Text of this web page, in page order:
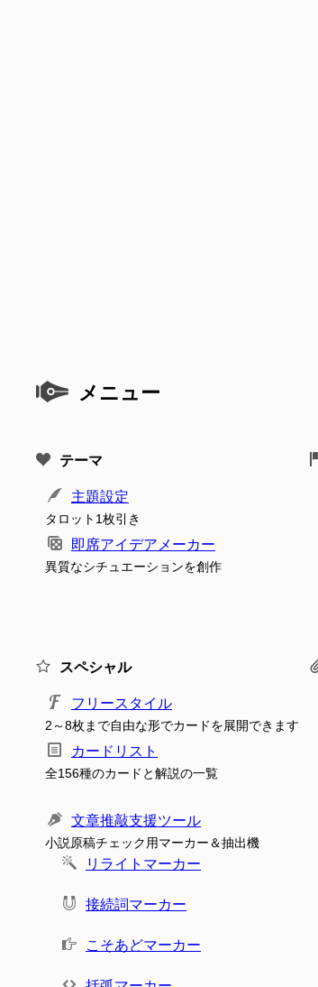
メニュー
テーマ
主題設定
タロット1枚引き
即席アイデアメーカー
異質なシチュエーションを創作
スペシャル
フリースタイル
2～8枚まで自由な形でカードを展開できます
カードリスト
全156種のカードと解説の一覧
文章推敲支援ツール
小説原稿チェック用マーカー＆抽出機
リライトマーカー
接続詞マーカー
こそあどマーカー